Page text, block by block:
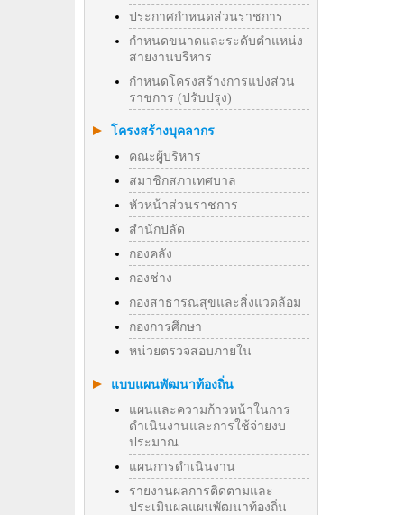
ประกาศกำหนดส่วนราชการ
กำหนดขนาดและระดับตำแหน่ง
สายงานบริหาร
กำหนดโครงสร้างการแบ่งส่วน
ราชการ (ปรับปรุง)
โครงสร้างบุคลากร
คณะผู้บริหาร
สมาชิกสภาเทศบาล
หัวหน้าส่วนราชการ
สำนักปลัด
กองคลัง
กองช่าง
กองสาธารณสุขและสิ่งแวดล้อม
กองการศึกษา
หน่วยตรวจสอบภายใน
แบบแผนพัฒนาท้องถิ่น
แผนและความก้าวหน้าในการ
ดำเนินงานและการใช้จ่ายงบ
ประมาณ
แผนการดำเนินงาน
รายงานผลการติดตามและ
ประเมินผลแผนพัฒนาท้องถิ่น